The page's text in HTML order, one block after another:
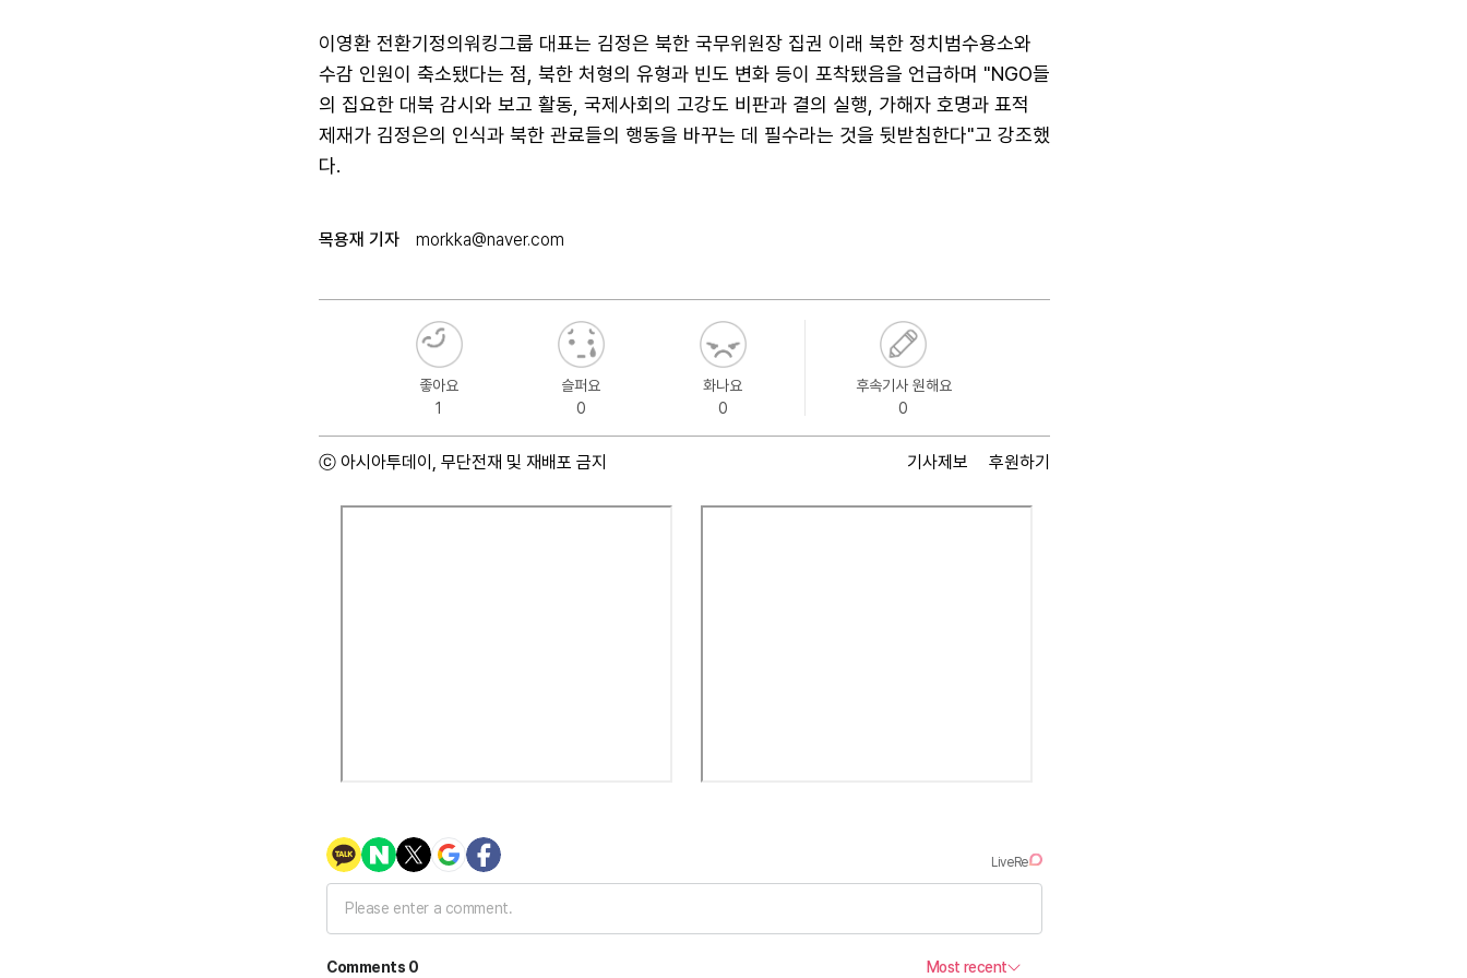
이영환 전환기정의워킹그룹 대표는 김정은 북한 국무위원장 집권 이래 북한 정치범수용소와
수감 인원이 축소됐다는 점, 북한 처형의 유형과 빈도 변화 등이 포착됐음을 언급하며 "NGO들
의 집요한 대북 감시와 보고 활동, 국제사회의 고강도 비판과 결의 실행, 가해자 호명과 표적
제재가 김정은의 인식과 북한 관료들의 행동을 바꾸는 데 필수라는 것을 뒷받침한다"고 강조했
다.
목용재 기자 morkka@naver.com
좋아요
1
슬퍼요
0
화나요
0
후속기사 원해요
0
ⓒ 아시아투데이, 무단전재 및 재배포 금지 기사제보 후원하기